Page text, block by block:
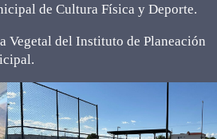
de Cultura Física y Deporte.
Vegetal del Instituto de Planeación